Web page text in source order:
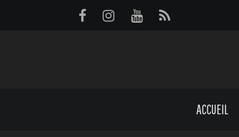
ACCUEIL
Panneau de gestion des cookies